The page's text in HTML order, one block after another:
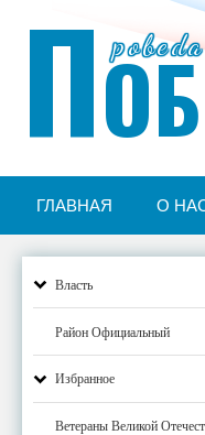
П
ГЛАВНАЯ О
Власть
Район Официальный
Избранное
Ветераны Великой